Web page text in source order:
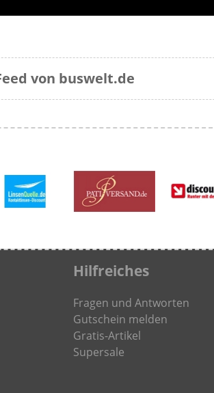
von buswelt.de
Hilfreiches
Fragen und Antworten
Gutschein melden
Gratis-Artikel
Supersale